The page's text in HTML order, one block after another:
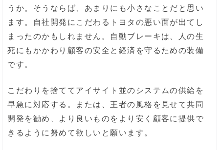
うか。そうならば、あまりにも小さなことだと思い
ます。自社開発にこだわるトヨタの悪い面が出てし
まったのかもしれません。自動ブレーキは、人の生
死にもかかわり顧客の安全と経済を守るための装備
です。
こだわりを捨ててアイサイト並のシステムの供給を
早急に対応する。または、王者の風格を見せて共同
開発を勧め、より良いものをより安く顧客に提供で
きるように努めて欲しいと願います。